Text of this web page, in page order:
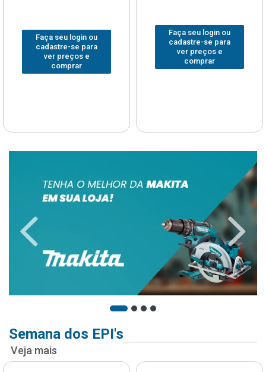
Faça seu login ou
cadastre-se para
ver preços e
comprar
Faça seu login ou
cadastre-se para
ver preços e
comprar
Semana dos EPI's
Veja mais